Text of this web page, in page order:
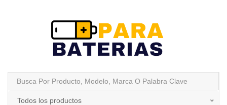
Todos los productos